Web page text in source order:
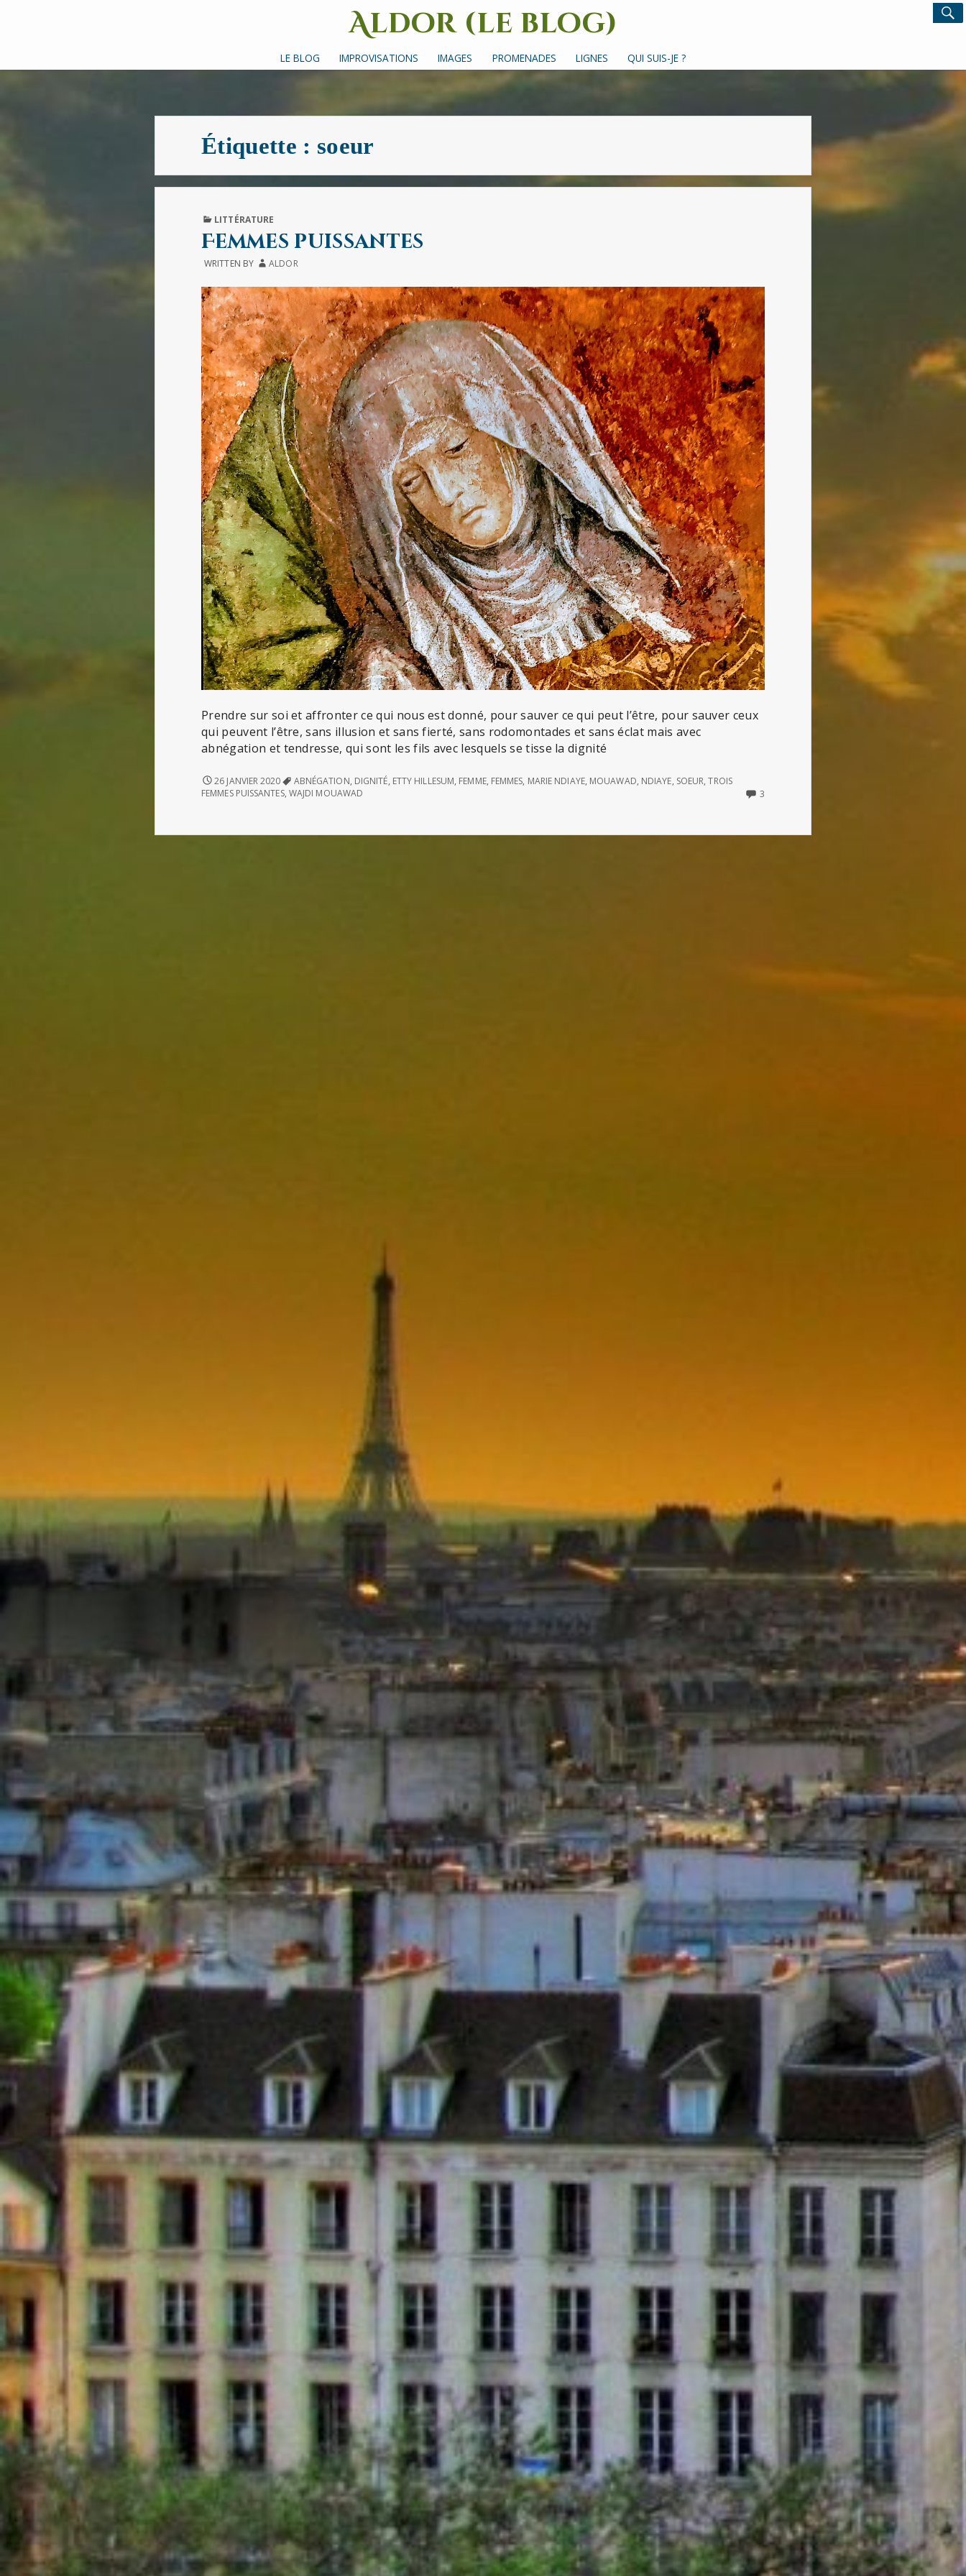
Aldor (le blog)
Un site avec des mots, des images et des sons
LE BLOG IMPROVISATIONS IMAGES PROMENADES LIGNES QUI SUIS-JE ?
Search
for:
Étiquette : soeur
PUBLISHED
LITTÉRATURE
Femmes puissantes
WRITTEN BY ALDOR
Prendre sur soi et affronter ce qui nous est donné, pour sauver ce qui peut l’être, pour sauver ceux
qui peuvent l’être, sans illusion et sans fierté, sans rodomontades et sans éclat mais avec
abnégation et tendresse, qui sont les fils avec lesquels se tisse la dignité
FEMMES
PUISSANTES
26 JANVIER 2020 ABNÉGATION, DIGNITÉ, ETTY HILLESUM, FEMME, FEMMES, MARIE NDIAYE, MOUAWAD, NDIAYE, SOEUR,TROIS
FEMMES PUISSANTES, WAJDI MOUAWAD 33